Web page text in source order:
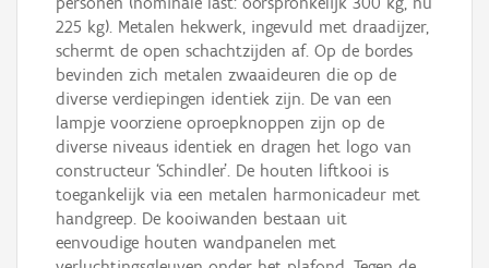
225 kg). Metalen hekwerk, ingevuld met draadijzer,
schermt de open schachtzijden af. Op de bordes
bevinden zich metalen zwaaideuren die op de
diverse verdiepingen identiek zijn. De van een
lampje voorziene oproepknoppen zijn op de
diverse niveaus identiek en dragen het logo van
constructeur ‘Schindler’. De houten liftkooi is
toegankelijk via een metalen harmonicadeur met
handgreep. De kooiwanden bestaan uit
eenvoudige houten wandpanelen met